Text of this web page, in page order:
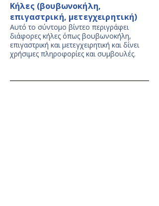
Κήλες (βουβωνοκήλη,
επιγαστρική, μετεγχειρητική)
Αυτό το σύντομο βίντεο περιγράφει
διάφορες κήλες όπως βουβωνοκήλη,
επιγαστρική και μετεγχειρητική και δίνει
χρήσιμες πληροφορίες και συμβουλές.